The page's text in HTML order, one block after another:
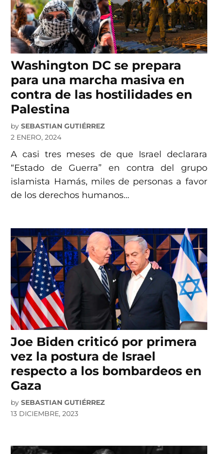
Washington DC se prepara
para una marcha masiva en
contra de las hostilidades en
Palestina
by SEBASTIAN GUTIÉRREZ
2 ENERO, 2024
A casi tres meses de que Israel declarara
“Estado de Guerra” en contra del grupo
islamista Hamás, miles de personas a favor
de los derechos humanos…
Joe Biden criticó por primera
vez la postura de Israel
respecto a los bombardeos en
Gaza
by SEBASTIAN GUTIÉRREZ
13 DICIEMBRE, 2023